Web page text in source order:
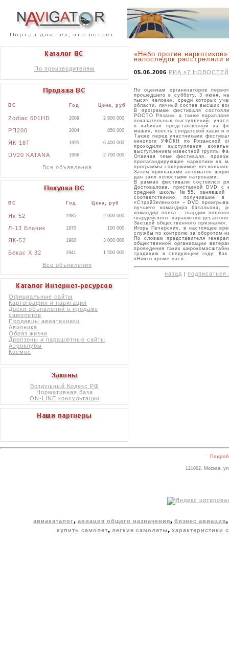
По производителям
ВС Год Цена, руб
Zodiac 601HD 2009 2 900 000
РП200 2004 850 000
ЯК-18Т 1995 6 400 000
DV20 KATANA 1996 2 700 000
Все объявления
ВС Год Цена, руб
Як-52 1985 2 000 000
Л-13 Бланик 1970 100 000
ЯК-52 1980 3 000 000
Бекас X 32 1941 1 500 000
Все объявления
Официальные сайты
Картография и навигация
Доски объявлений о продаже
самолетов
Продавцы авиатехники
Авионика
Образ жизни
Дропзоны и парашютные сайты
Аэроклубы
Космос
Воздушный Кодекс РФ
Нормативная база
ON-LINE консультации
«Небо против
напоследок расстреляли
05.06.2006 РИА «7
По оценкам организаторов
прошедшего в субботу, 3 июня,
тысяч человек, среди которых
области, личный состав высших
В программе фестиваля
РОСТО Рязани, а также
показательных выступлений,
в кабинах представленной на
машин, поесть солдатской каши и
Также перед участниками
кинологи УФСКН по Рязанской
проходили выступления
выступлением известной группы
Отвечая теме фестиваля,
пропагандирующие наркотики на
программы содержимое
Затем прикладами автоматов
дан залп холостыми патронами.
В рамках фестиваля состоялся
Достовалова, приставкой DVD с
средней школы №55,
соответственно, получившие
«СтройЗеленхоз» – DVD
лучшего командира батальона,
командир полка – гвардии
гвардейского парашютно-
Звездой общественного
Игорь Печерских, в настоящее
службы по контролю за оборотом
По словам представителя
общественной организации
проведения таких
традицию в следующем году.
«Никто кроме нас».
назад подписаться
121002, Москва,
авиакаталог, авиация общего назначения, бизнес авиация
купить самолет, легкие самолеты, характеристики